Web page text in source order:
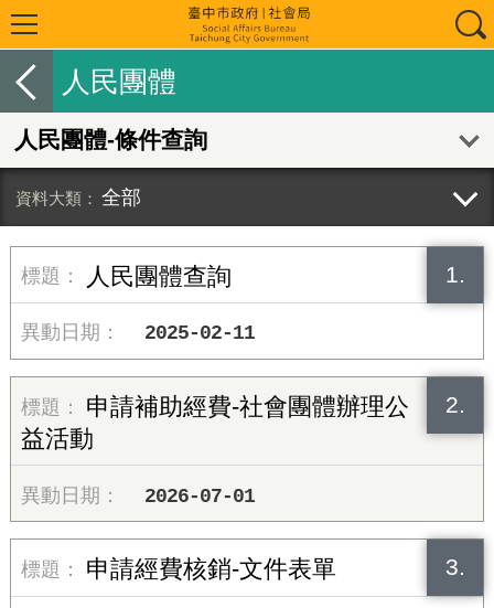
人民團體
人民團體-條件查詢
全部
1.
人民團體查詢
2025-02-11
2.
申請補助經費-社會團體辦理公
益活動
2026-07-01
3.
申請經費核銷-文件表單